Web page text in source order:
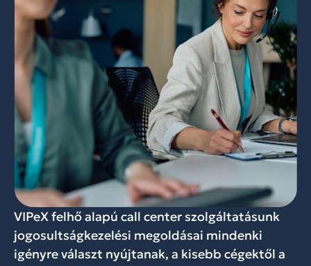
VIPeX felhő alapú call center szolgáltatásunk
jogosultságkezelési megoldásai mindenki
igényre választ nyújtanak, a kisebb cégektől a